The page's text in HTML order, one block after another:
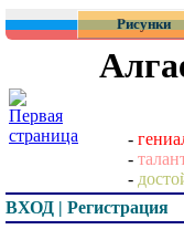
Рисунки
-
-
-
ВХОД | Регистрация